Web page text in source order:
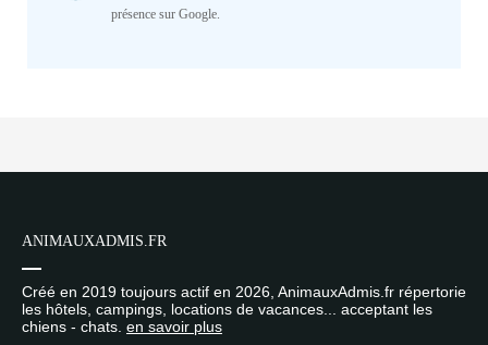
présence sur Google.
ANIMAUXADMIS.FR
Créé en 2019 toujours actif en 2026, AnimauxAdmis.fr répertorie
les hôtels, campings, locations de vacances... acceptant les
chiens - chats. en savoir plus